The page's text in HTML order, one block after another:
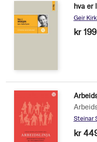
hva er
Geir
kr 199
Steinar
kr